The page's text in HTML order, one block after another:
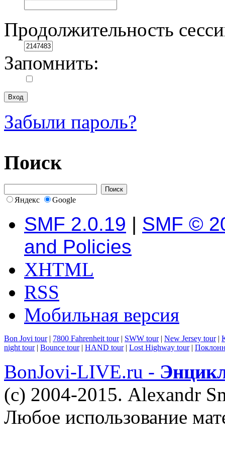
Продолжительность
Запомнить:
Забыли пароль?
Поиск
Яндекс Google
SMF 2.0.19 | SMF ©
and Policies
XHTML
RSS
Мобильная версия
Bon Jovi tour| 7800 Fahrenheit tour| SWW tour| New Jersey tour|
night tour| Bounce tour| HAND tour| Lost Highway tour|
BonJovi-LIVE.ru -
(c) 2004-2015. Alexandr
Любое использование